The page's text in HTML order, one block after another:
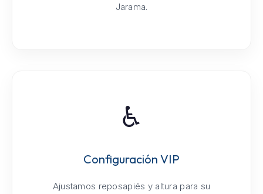
Jarama.
♿
Configuración VIP
Ajustamos reposapiés y altura para su